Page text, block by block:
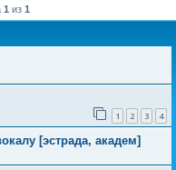
1 из 1
1 2 3 4
[эстрада, академ]